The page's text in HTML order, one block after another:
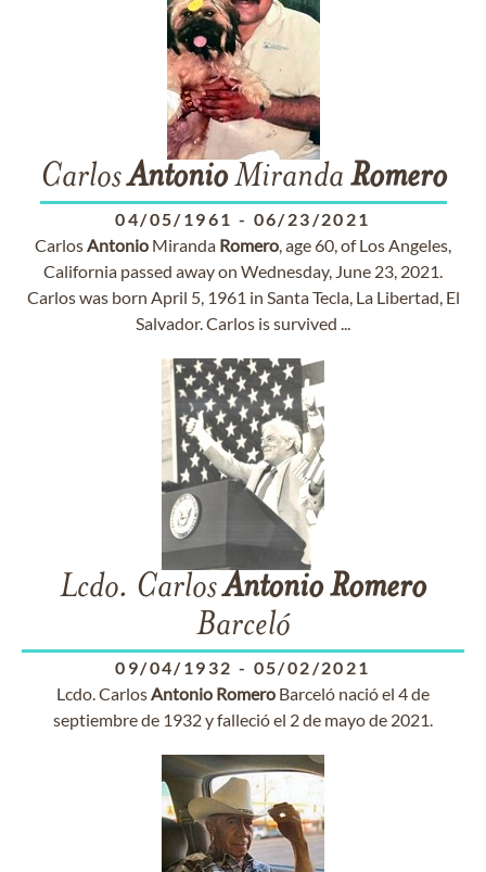
CarlosAntonioMiranda Romero
04/05/1961 - 06/23/2021
CarlosAntonio Miranda Romero, age 60, of Los Angeles,
California passed away on Wednesday, June 23, 2021.
Carlos was born April 5, 1961 in Santa Tecla, La Libertad, El
Salvador. Carlos is survived ...
Lcdo. CarlosAntonioRomero
Barceló
09/04/1932 - 05/02/2021
Lcdo. CarlosAntonio Romero Barceló nació el 4 de
septiembre de 1932 y falleció el 2 de mayo de 2021.